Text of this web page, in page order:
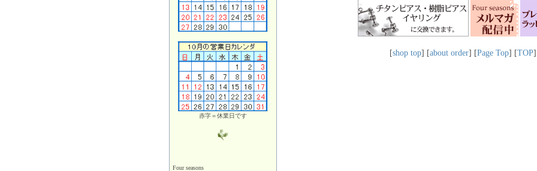
赤字＝休業日です
Four seasons
[shop top] [about order] [Page Top] [TOP]